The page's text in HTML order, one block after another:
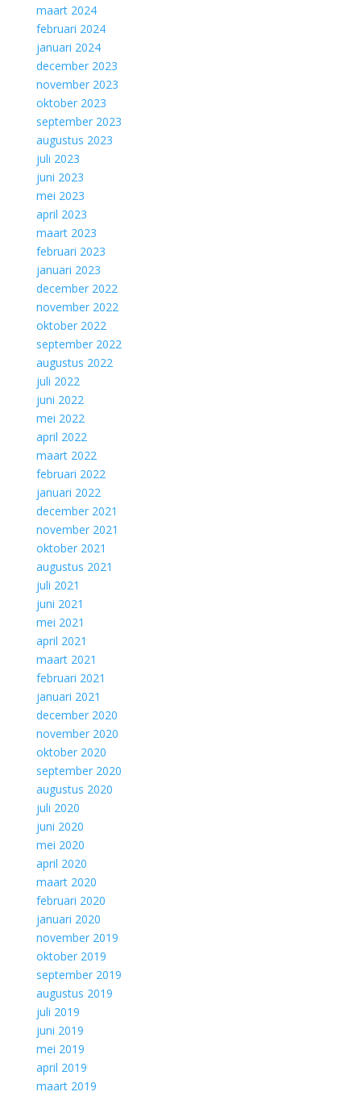
maart 2024
februari 2024
januari 2024
december 2023
november 2023
oktober 2023
september 2023
augustus 2023
juli 2023
juni 2023
mei 2023
april 2023
maart 2023
februari 2023
januari 2023
december 2022
november 2022
oktober 2022
september 2022
augustus 2022
juli 2022
juni 2022
mei 2022
april 2022
maart 2022
februari 2022
januari 2022
december 2021
november 2021
oktober 2021
augustus 2021
juli 2021
juni 2021
mei 2021
april 2021
maart 2021
februari 2021
januari 2021
december 2020
november 2020
oktober 2020
september 2020
augustus 2020
juli 2020
juni 2020
mei 2020
april 2020
maart 2020
februari 2020
januari 2020
november 2019
oktober 2019
september 2019
augustus 2019
juli 2019
juni 2019
mei 2019
april 2019
maart 2019